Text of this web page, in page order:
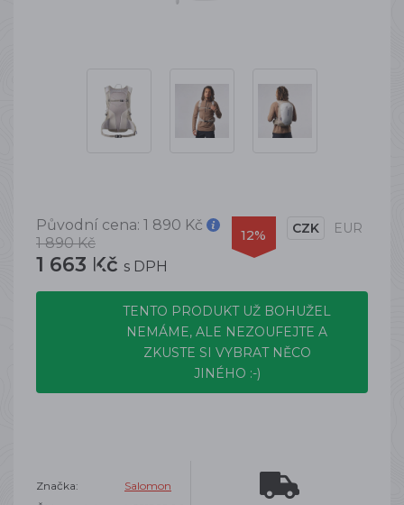
Původní cena: 1 890 Kč
1 890 Kč
1 663 Kč s DPH
12% CZK EUR
TENTO PRODUKT UŽ BOHUŽEL
NEMÁME, ALE NEZOUFEJTE A
ZKUSTE SI VYBRAT NĚCO
JINÉHO :-)
Značka:
Salomon